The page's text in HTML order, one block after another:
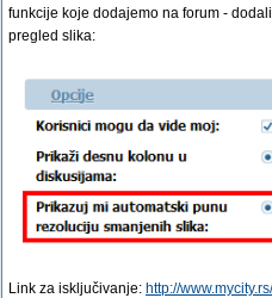
funkcije koje dodajemo na forum -
pregled slika:
Link za isključivanje: http://